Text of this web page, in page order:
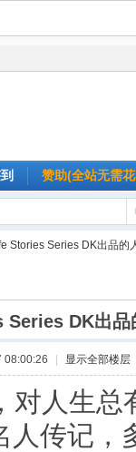
赞助(全站无需
Stories Series DK出品的
DK出品
08:00:26 显示全部楼层
对人生总
人传记，